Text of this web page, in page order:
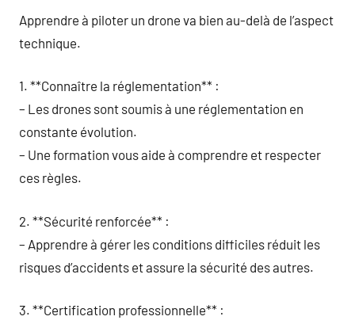
Apprendre à piloter un drone va bien au-delà de l’aspect
technique.
1. **Connaître la réglementation** :
– Les drones sont soumis à une réglementation en
constante évolution.
– Une formation vous aide à comprendre et respecter
ces règles.
2. **Sécurité renforcée** :
– Apprendre à gérer les conditions difficiles réduit les
risques d’accidents et assure la sécurité des autres.
3. **Certification professionnelle** :